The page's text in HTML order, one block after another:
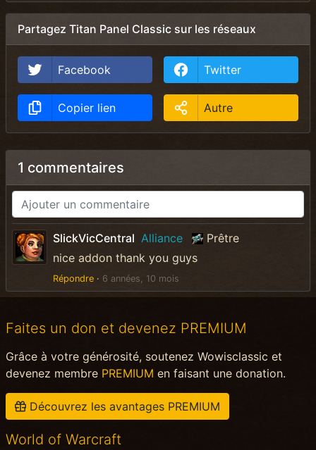
Partagez Titan Panel Classic sur les réseaux
Facebook Twitter
Copier lien Autre
1 commentaires
SlickVicCentral Alliance
Prêtre
nice addon thank you guys
Répondre · 6 années, 10 mois
Faites un don et devenez PREMIUM
Grâce à votre générosité, soutenez Wowisclassic et
devenez membre PREMIUM en faisant une donation.
Découvrez les avantages PREMIUM
World of Warcraft